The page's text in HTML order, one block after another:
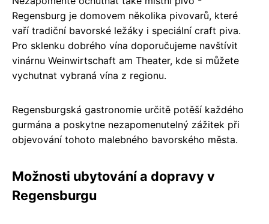
Regensburg je domovem několika pivovarů, které
vaří tradiční bavorské ležáky i speciální craft piva.
Pro sklenku dobrého vína doporučujeme navštívit
vinárnu Weinwirtschaft am Theater, kde si můžete
vychutnat vybraná vína z regionu.
Regensburgská gastronomie určitě potěší každého
gurmána a poskytne nezapomenutelný zážitek při
objevování tohoto malebného bavorského města.
Možnosti ubytování a dopravy v
Regensburgu